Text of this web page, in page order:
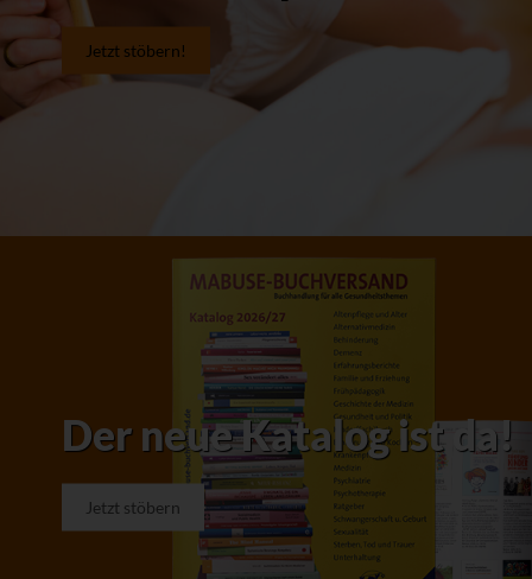
Jetzt stöbern!
Der neue Katalog ist da!
Jetzt stöbern